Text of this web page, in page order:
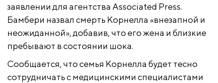
заявлении для агентства Associated Press.
Бамбери назвал смерть Корнелла «внезапной и
неожиданной», добавив, что его жена и близкие
пребывают в состоянии шока.
Сообщается, что семья Корнелла будет тесно
сотрудничать с медицинскими специалистами